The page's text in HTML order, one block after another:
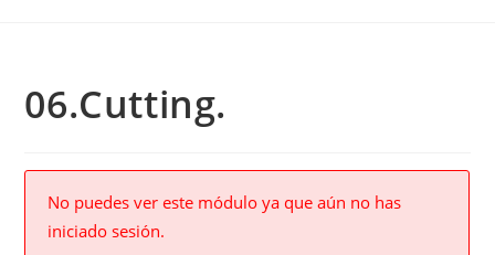
06.Cutting.
No puedes ver este módulo ya que aún no has
iniciado sesión.